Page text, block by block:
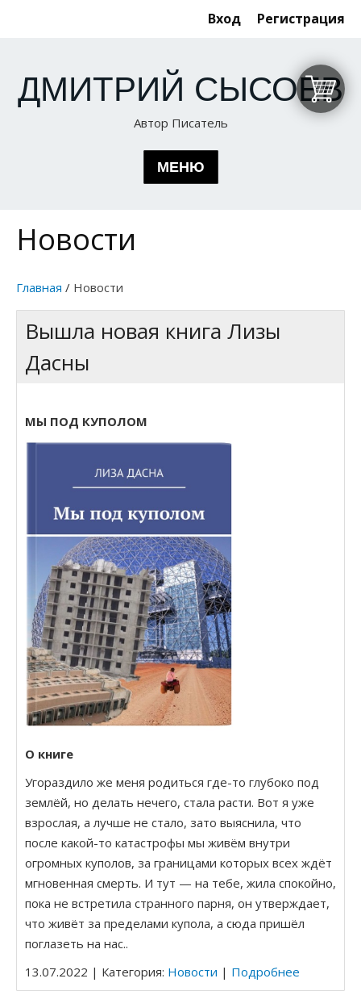
Вход Регистрация
ДМИТРИЙ СЫСОЕВ
Автор Писатель
МЕНЮ
ЛИЗА ДАСНА
РАЗНОЕ
МАГАЗИН
КНИГИ
По ту сторону сознания. Новые приключения
Лиза Город, которого нет
Мой конверт из прошлого
Я — НЕ ОНА, ОНА — НЕ Я
ШУТНИКИ ВО ВРЕМЕНИ
РАСКОПКИ В БУДУЩЕЕ
Как меня спасали Птицы
Мы под куполом
Зелёное вторжение
Безумное зимнее знакомство
По ту сторону Вселенной
Экзотический отпуск Алисы.
Мои нелепые приключения
Александра. Как я спасала Землю
Приключение Машки: год длиною в жизнь
Новости
Главная / Новости
Вышла новая книга Лизы
Дасны
МЫ ПОД КУПОЛОМ
О книге
Угораздило же меня родиться где-то глубоко под
землёй, но делать нечего, стала расти. Вот я уже
взрослая, а лучше не стало, зато выяснила, что
после какой-то катастрофы мы живём внутри
огромных куполов, за границами которых всех ждёт
мгновенная смерть. И тут — на тебе, жила спокойно,
пока не встретила странного парня, он утверждает,
что живёт за пределами купола, а сюда пришёл
поглазеть на нас..
13.07.2022 | Категория: Новости | Подробнее